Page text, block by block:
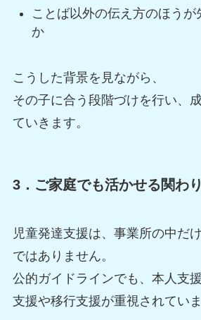
ことば以外の伝え方のほう
か
こうした背景を見ながら、
その子に合う段階づけを行い、
ていきます。
3．ご家庭でも活かせる関わ
児童発達支援は、事業所の中だ
ではありません。
公的ガイドラインでも、本人支
支援や移行支援が重視されていま